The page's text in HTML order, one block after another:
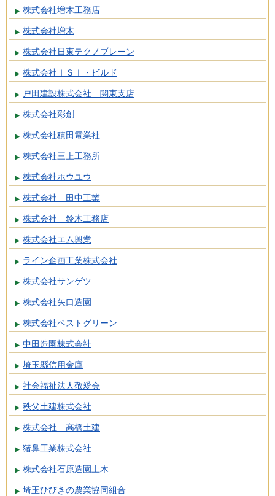
株式会社増木工務店
株式会社増木
株式会社日東テクノブレーン
株式会社ＩＳＩ・ビルド
戸田建設株式会社 関東支店
株式会社彩創
株式会社積田電業社
株式会社三上工務所
株式会社ホウユウ
株式会社 田中工業
株式会社 鈴木工務店
株式会社エム興業
ライン企画工業株式会社
株式会社サンゲツ
株式会社矢口造園
株式会社ベストグリーン
中田造園株式会社
埼玉縣信用金庫
社会福祉法人敬愛会
秩父土建株式会社
株式会社 高橋土建
猪鼻工業株式会社
株式会社石原造園土木
埼玉ひびきの農業協同組合